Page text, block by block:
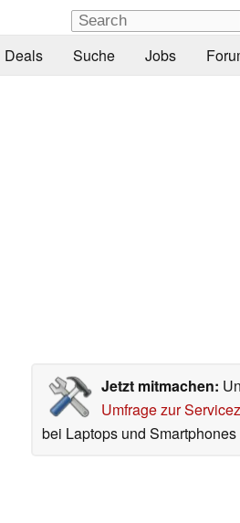
Deals Suche Jobs
Jetzt mitmachen:
Umfrage zur
bei Laptops und